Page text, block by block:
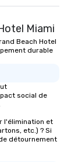
Miami
Beach Hotel
durable
social de
l'élimination et
etc.) ? Si
détournement